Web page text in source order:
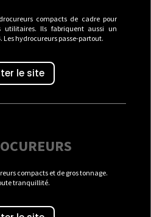
compacts de cadre pour
utilitaires. Ils fabriquent aussi un
Les hydrocureurs passe-partout.
le site
compacts et de gros tonnage.
tranquillité.